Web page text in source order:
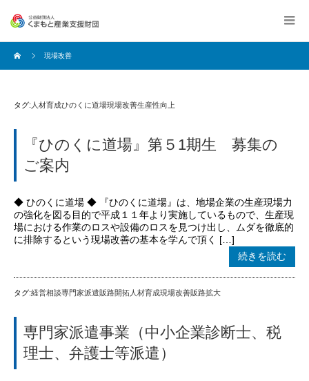
現場改善
タグ: 人材育成ひのくに道場現場改善生産性向上
『ひのくに道場』第５1期生 募集の
ご案内
◆ ひのくに道場 ◆ 『ひのくに道場』は、地場企業の生産現場力
の強化を図る目的で平成１１年より実施しているもので、生産現
場における作業のロスや設備のロスを見つけ出し、ムダを徹底的
に排除するという現場改善の基本を学んで頂く […]
続きを読む
タグ:経営相談専門家派遣販路開拓 人材育成現場改善販路拡大
専門家派遣事業（中小企業診断士、税
理士、弁護士等派遣）